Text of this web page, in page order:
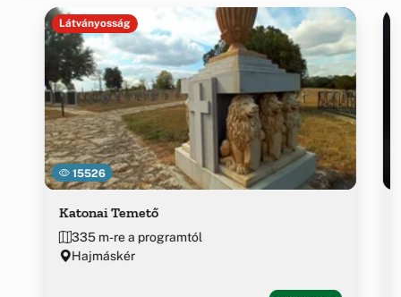
15526
Látványosság
Katonai Temető
335 m-re a programtól
Hajmáskér